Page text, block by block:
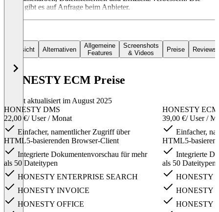
Preise gibt es auf Anfrage beim Anbieter.
Übersicht Alternativen
Allgemeine
Features
Screenshots
& Videos
Preise Reviews
HONESTY ECM Preise
Zuletzt aktualisiert im August 2025
HONESTY DMS
22,00 €/ User / Monat
Einfacher, namentlicher Zugriff über
HTML5-basierenden Browser-Client
Integrierte Dokumentenvorschau für mehr
als 50 Dateitypen
HONESTY ENTERPRISE SEARCH
HONESTY INVOICE
HONESTY OFFICE
HONESTY ECM
39,00 €/ User /
Einfacher,
HTML5-
Integrierte
als 50 Dateitypen
HONESTY
HONESTY
HONESTY